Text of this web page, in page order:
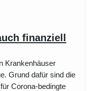
finanziell
Krankenhäuser
Grund dafür sind die
Corona-bedingte